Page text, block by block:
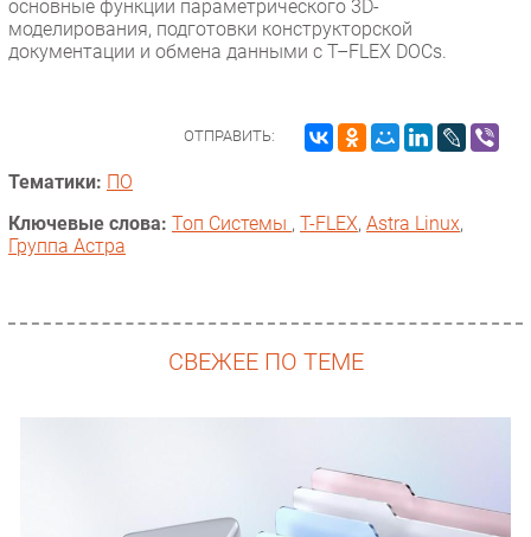
основные функции параметрического 3D-
моделирования, подготовки конструкторской
документации и обмена данными с T–FLEX DOCs.
ОТПРАВИТЬ:
Тематики: ПО
Ключевые слова: Топ Системы , T-FLEX, Astra Linux,
Группа Астра
СВЕЖЕЕ ПО ТЕМЕ